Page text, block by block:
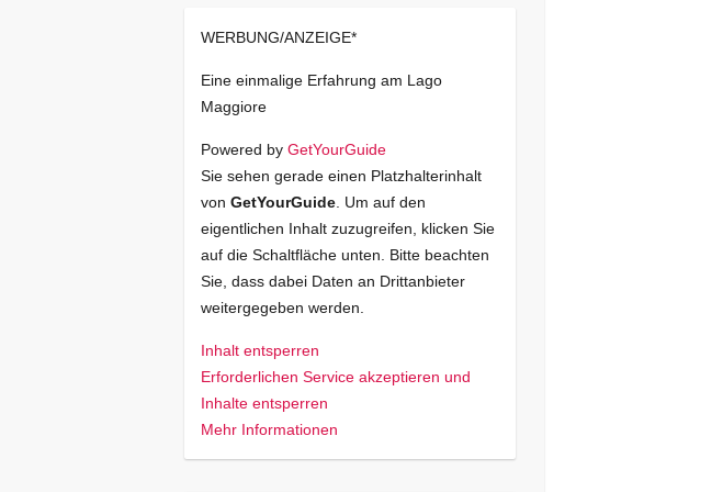
WERBUNG/ANZEIGE*
Eine einmalige Erfahrung am Lago
Maggiore
Powered by GetYourGuide
Sie sehen gerade einen Platzhalterinhalt
von GetYourGuide. Um auf den
eigentlichen Inhalt zuzugreifen, klicken Sie
auf die Schaltfläche unten. Bitte beachten
Sie, dass dabei Daten an Drittanbieter
weitergegeben werden.
Inhalt entsperren
Erforderlichen Service akzeptieren und
Inhalte entsperren
Mehr Informationen